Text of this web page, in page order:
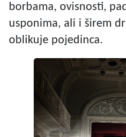
borbama, ovisnosti,
usponima, ali i širem
oblikuje pojedinca.